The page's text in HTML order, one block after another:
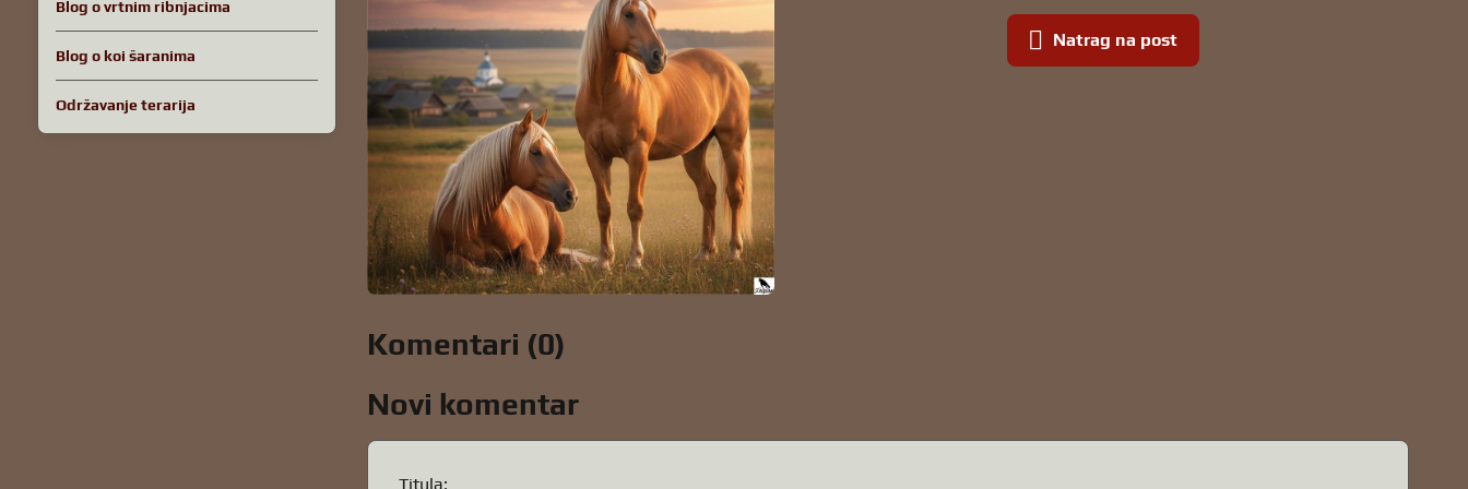
Natrag na post
Komentari (0)
Novi komentar
Titula:
Blog o vrtnim ribnjacima
Blog o koi šaranima
Održavanje terarija